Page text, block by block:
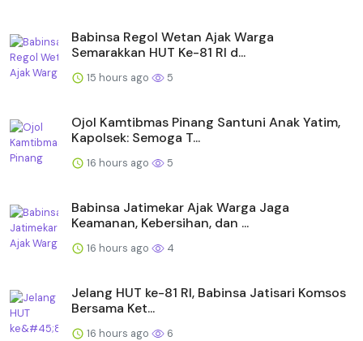
Babinsa Regol Wetan Ajak Warga
Semarakkan HUT Ke-81 RI d...
15 hours ago 5
Ojol Kamtibmas Pinang Santuni Anak Yatim,
Kapolsek: Semoga T...
16 hours ago 5
Babinsa Jatimekar Ajak Warga Jaga
Keamanan, Kebersihan, dan ...
16 hours ago 4
Jelang HUT ke-81 RI, Babinsa Jatisari Komsos
Bersama Ket...
16 hours ago 6